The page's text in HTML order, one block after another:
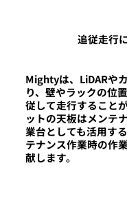
Mightyは、LiDARや
り、壁やラックの位
従して走行すること
ットの天板はメンテ
業台としても活用す
テナンス作業時の作
献します。
追従走行